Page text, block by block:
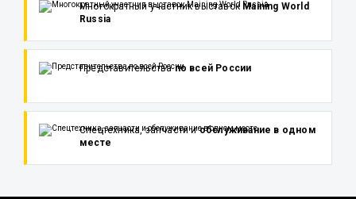
Многократный участник выставок Maining World
Russia
Представительствапо всей России
Спецтехника, запчасти иобслуживание в одном
месте